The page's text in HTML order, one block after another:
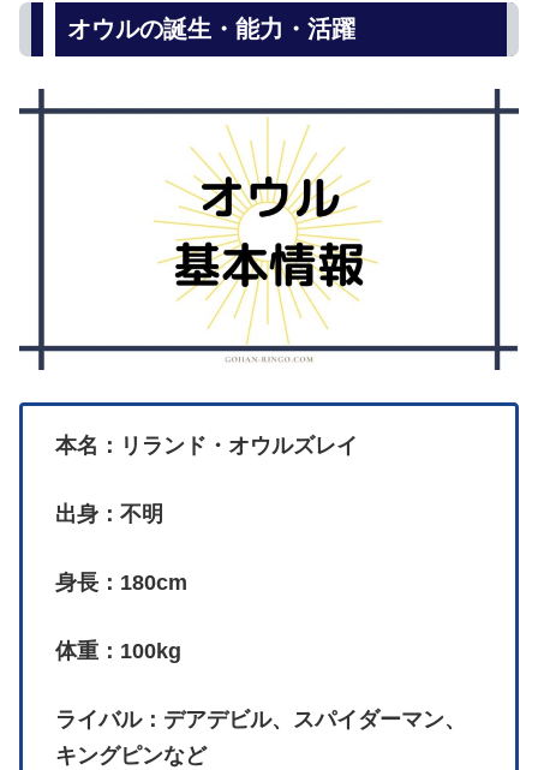
オウルの誕生・能力・活躍
本名：リランド・オウルズレイ
出身：不明
身長：180cm
体重：100kg
ライバル：デアデビル、スパイダーマン、
キングピンなど